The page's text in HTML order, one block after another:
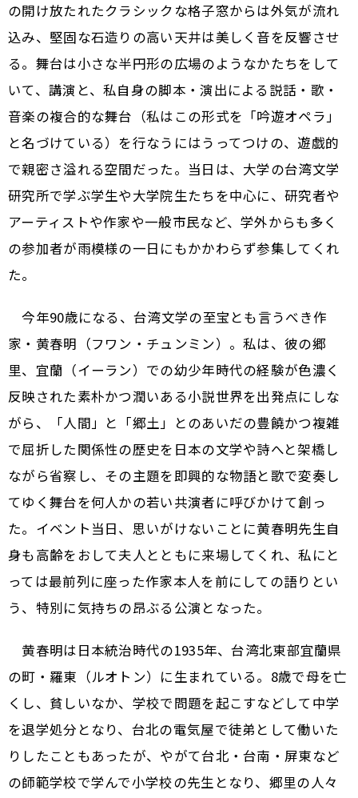
の開け放たれたクラシックな格子窓からは外気が流れ
込み、堅固な石造りの高い天井は美しく音を反響させ
る。舞台は小さな半円形の広場のようなかたちをして
いて、講演と、私自身の脚本・演出による説話・歌・
音楽の複合的な舞台（私はこの形式を「吟遊オペラ」
と名づけている）を行なうにはうってつけの、遊戯的
で親密さ溢れる空間だった。当日は、大学の台湾文学
研究所で学ぶ学生や大学院生たちを中心に、研究者や
アーティストや作家や一般市民など、学外からも多く
の参加者が雨模様の一日にもかかわらず参集してくれ
た。
今年90歳になる、台湾文学の至宝とも言うべき作
家・黄春明（フワン・チュンミン）。私は、彼の郷
里、宜蘭（イーラン）での幼少年時代の経験が色濃く
反映された素朴かつ潤いある小説世界を出発点にしな
がら、「人間」と「郷土」とのあいだの豊饒かつ複雑
で屈折した関係性の歴史を日本の文学や詩へと架橋し
ながら省察し、その主題を即興的な物語と歌で変奏し
てゆく舞台を何人かの若い共演者に呼びかけて創っ
た。イベント当日、思いがけないことに黄春明先生自
身も高齢をおして夫人とともに来場してくれ、私にと
っては最前列に座った作家本人を前にしての語りとい
う、特別に気持ちの昂ぶる公演となった。
黄春明は日本統治時代の1935年、台湾北東部宜蘭県
の町・羅東（ルオトン）に生まれている。8歳で母を亡
くし、貧しいなか、学校で問題を起こすなどして中学
を退学処分となり、台北の電気屋で徒弟として働いた
りしたこともあったが、やがて台北・台南・屏東など
の師範学校で学んで小学校の先生となり、郷里の人々